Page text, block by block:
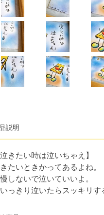
説明
泣きたい時は泣いちゃえ】
たいときかってあるよね。
しないで泣いていいよ。
っきり泣いたらスッキリす